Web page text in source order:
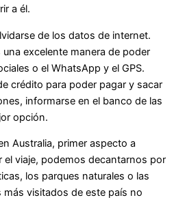
a él.
de los datos de internet.
excelente manera de poder
o el WhatsApp y el GPS.
crédito para poder pagar y sacar
informarse en el banco de las
opción.
Australia, primer aspecto a
el viaje, podemos decantarnos por
los parques naturales o las
visitados de este país no